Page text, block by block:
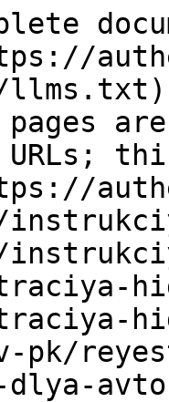
pages
URLs;
pk/